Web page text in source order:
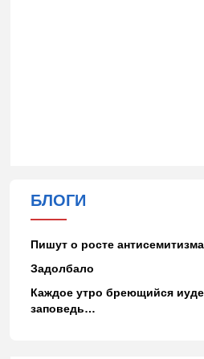
БЛОГИ
Пишут о росте
Задолбало
Каждое утро бреющийся
заповедь…